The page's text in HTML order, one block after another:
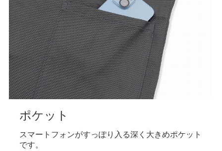
ポケット
スマートフォンがすっぽり入る深く大きめポケット
です。